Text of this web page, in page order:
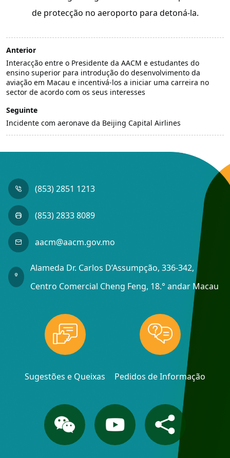
de protecção no aeroporto para detoná-la.
Anterior
Interacção entre o Presidente da AACM e estudantes do
ensino superior para introdução do desenvolvimento da
aviação em Macau e incentivá-los a iniciar uma carreira no
sector de acordo com os seus interesses
Seguinte
Incidente com aeronave da Beijing Capital Airlines
(853) 2851 1213
(853) 2833 8089
aacm@aacm.gov.mo
Alameda Dr. Carlos D’Assumpção, 336-342,
Centro Comercial Cheng Feng, 18.° andar Macau
Sugestões e Queixas Pedidos de Informação